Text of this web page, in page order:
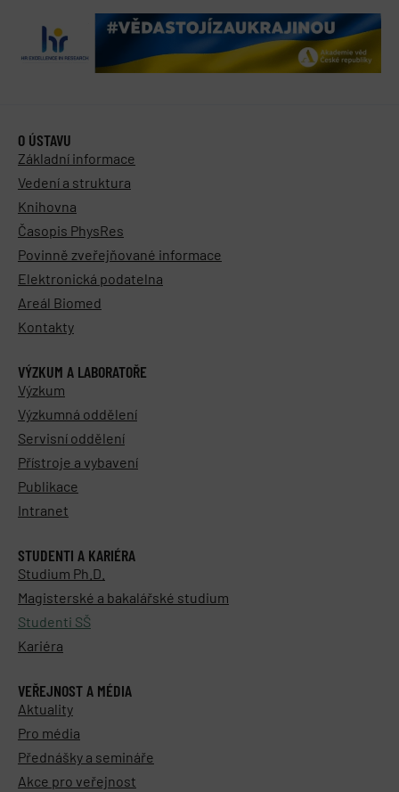
O ÚSTAVU
Základní informace
Vedení a struktura
Knihovna
Časopis PhysRes
Povinně zveřejňované informace
Elektronická podatelna
Areál Biomed
Kontakty
VÝZKUM A LABORATOŘE
Výzkum
Výzkumná oddělení
Servisní oddělení
Přístroje a vybavení
Publikace
Intranet
STUDENTI A KARIÉRA
Studium Ph.D.
Magisterské a bakalářské studium
Studenti SŠ
Kariéra
VEŘEJNOST A MÉDIA
Aktuality
Pro média
Přednášky a semináře
Akce pro veřejnost